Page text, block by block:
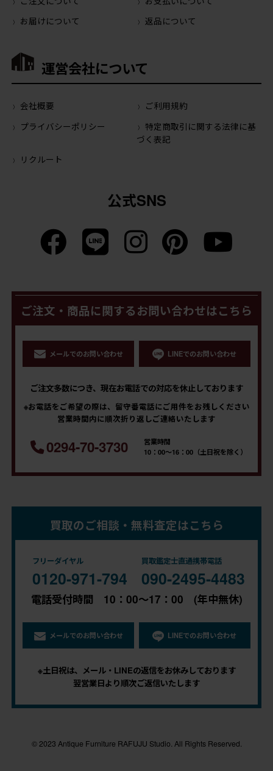
お届けについて
返品について
運営会社について
会社概要
ご利用規約
プライバシーポリシー
特定商取引に関する法律に基
づく表記
リクルート
公式SNS
ご注文・商品に関するお問い合わせはこちら
メールでのお問い合わせ LINEでのお問い合わせ
ご注文多数につき、現在お電話での対応を休止しております
※お電話をご希望の際は、留守番電話にご用件をお残しください
営業時間内に順次折り返しご連絡いたします
0294-70-3730
営業時間
10：00～16：00（土日祝を除く）
買取のご相談・無料査定はこちら
フリーダイヤル
0120-971-794
買取鑑定士直通携帯電話
090-2495-4483
電話受付時間 10：00～17：00 (年中無休)
メールでのお問い合わせ LINEでのお問い合わせ
※土日祝は、メール・LINEの返信をお休みしております
翌営業日より順次ご返信いたします
© 2023 Antique Furniture RAFUJU Studio. All Rights Reserved.